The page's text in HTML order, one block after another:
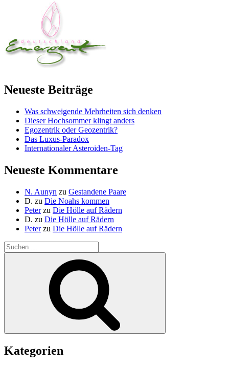
Neueste Beiträge
Was schweigende Mehrheiten sich denken
Dieser Hochsommer klingt anders
Egozentrik oder Geozentrik?
Das Luxus-Paradox
Internationaler Asteroiden-Tag
Neueste Kommentare
N. Aunyn zu Gestandene Paare
D. zu Die Noahs kommen
Peterzu Die Hölle auf Rädern
D. zu Die Hölle auf Rädern
Peterzu Die Hölle auf Rädern
Suche
nach:
Kategorien